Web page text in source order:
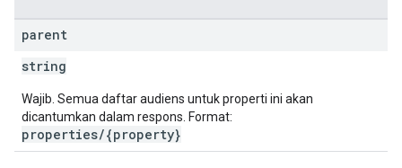
parent
string
Wajib. Semua daftar audiens untuk properti ini akan
dicantumkan dalam respons. Format:
properties/{property}